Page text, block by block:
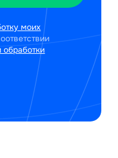
моих
обработки